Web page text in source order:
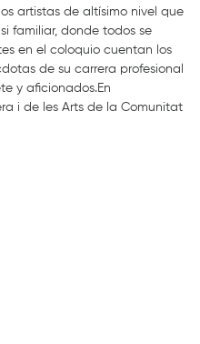
artistas de altísimo nivel que
familiar, donde todos se
en el coloquio cuentan los
de su carrera profesional
y aficionados.En
i de les Arts de la Comunitat